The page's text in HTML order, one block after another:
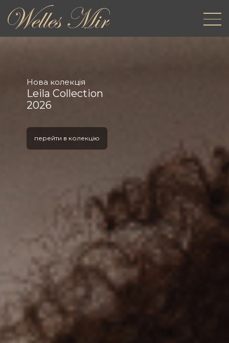
Нова колекція
Leila Collection
2026
перейти в колекцію